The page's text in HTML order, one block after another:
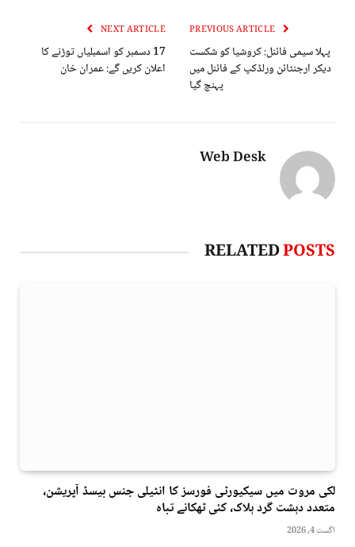
پہلا سیمی فائنل: کروشیا کو شکست
دیکر ارجنٹائن ورلڈکپ کے فائنل میں
پہنچ گیا
NEXT ARTICLE
17 دسمبر کو اسمبلیاں توڑنے کا
اعلان کریں گے: عمران خان
Web Desk
RELATEDPOSTS
لکی مروت میں سیکیورٹی فورسز کا انٹیلی جنس بیسڈ آپریشن،
متعدد دہشت گرد ہلاک، کئی ٹھکانے تباہ
اگست 4, 2026